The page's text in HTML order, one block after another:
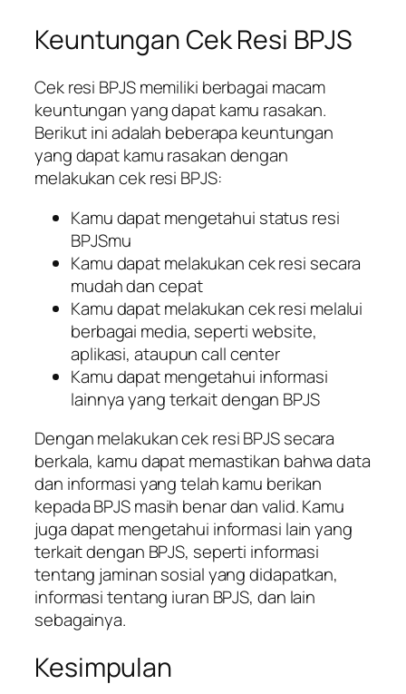
Keuntungan Cek Resi BPJS
Cek resi BPJS memiliki berbagai macam
keuntungan yang dapat kamu rasakan.
Berikut ini adalah beberapa keuntungan
yang dapat kamu rasakan dengan
melakukan cek resi BPJS:
Kamu dapat mengetahui status resi
BPJSmu
Kamu dapat melakukan cek resi secara
mudah dan cepat
Kamu dapat melakukan cek resi melalui
berbagai media, seperti website,
aplikasi, ataupun call center
Kamu dapat mengetahui informasi
lainnya yang terkait dengan BPJS
Dengan melakukan cek resi BPJS secara
berkala, kamu dapat memastikan bahwa data
dan informasi yang telah kamu berikan
kepada BPJS masih benar dan valid. Kamu
juga dapat mengetahui informasi lain yang
terkait dengan BPJS, seperti informasi
tentang jaminan sosial yang didapatkan,
informasi tentang iuran BPJS, dan lain
sebagainya.
Kesimpulan